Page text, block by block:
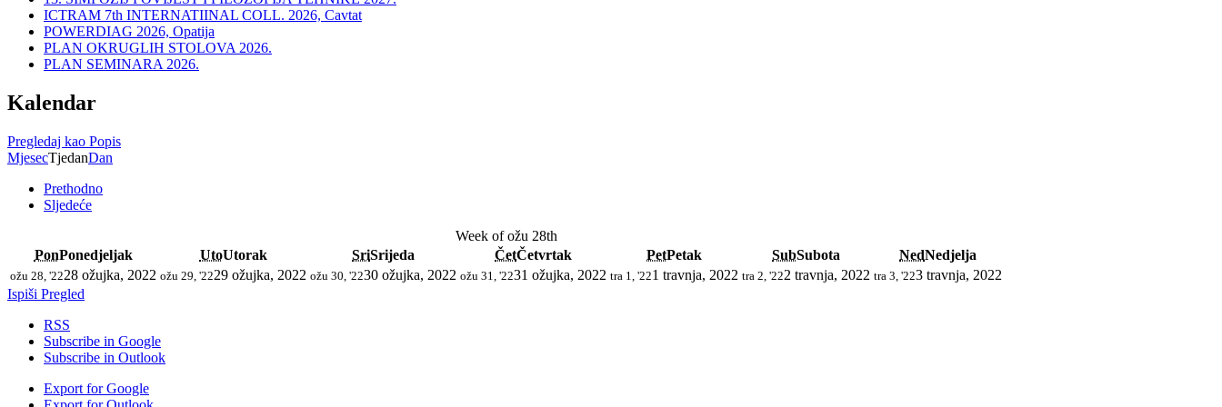
ICTRAM 7th INTERNATIINAL COLL. 2026, Cavtat
POWERDIAG 2026, Opatija
PLAN OKRUGLIH STOLOVA 2026.
PLAN SEMINARA 2026.
Kalendar
Pregledaj kao Popis
MjesecTjedanDan
Prethodno
Sljedeće
Week of ožu 28th
PonPonedjeljak UtoUtorak SriSrijeda ČetČetvrtak PetPetak SubSubota NedNedjelja
ožu 28, '2228 ožujka, 2022 ožu 29, '2229 ožujka, 2022 ožu 30, '2230 ožujka, 2022 ožu 31, '2231 ožujka, 2022 tra 1, '221 travnja, 2022 tra 2, '222 travnja, 2022 tra 3, '223 travnja, 2022
Ispiši Pregled
RSS
Subscribe in Google
Subscribe in Outlook
Export forGoogle